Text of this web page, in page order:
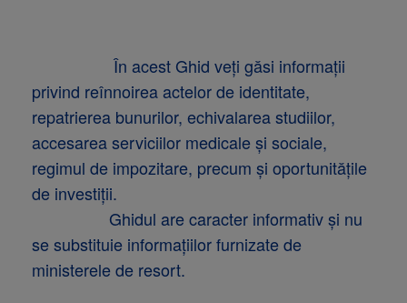
În acest Ghid veți găsi informații
privind reînnoirea actelor de identitate,
repatrierea bunurilor, echivalarea studiilor,
accesarea serviciilor medicale și sociale,
regimul de impozitare, precum și oportunitățile
de investiții.
Ghidul are caracter informativ și nu
se substituie informațiilor furnizate de
ministerele de resort.